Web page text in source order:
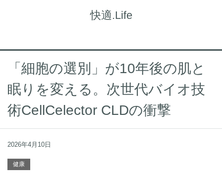
快適.Life
「細胞の選別」が10年後の肌と
眠りを変える。次世代バイオ技
術CellCelector CLDの衝撃
2026年4月10日
健康